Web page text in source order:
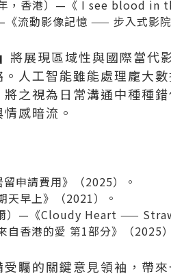
年，香港）—《 I see blood in
《流動影像記憶 —— 步入式影
將展現區域性與國際當代
人工智能雖能處理龐大
之視為日常溝通中種種
感暗流。
申請費用》（2025）。
天早上》（2021）。
爾）—《Cloudy Heart ——
自香港的愛 第1部分》（2025
矚的關鍵意見領袖，帶